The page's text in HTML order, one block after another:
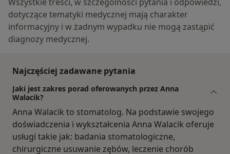
Wszystkie treści, w szczególności pytania i odpowiedzi,
dotyczące tematyki medycznej mają charakter
informacyjny i w żadnym wypadku nie mogą zastąpić
diagnozy medycznej.
Najczęściej zadawane pytania
Jaki jest zakres porad oferowanych przez Anna
Walacik?
Anna Walacik to stomatolog. Na podstawie swojego
doświadczenia i wykształcenia Anna Walacik oferuje
usługi takie jak: badania stomatologiczne,
chirurgiczne usuwanie zębów, leczenie chorób